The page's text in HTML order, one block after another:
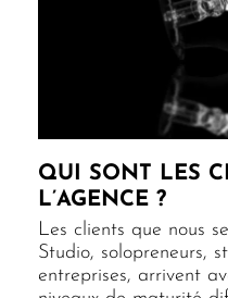
QUI SONT LES
L’AGENCE ?
Les clients que nous
Studio, solopreneurs,
entreprises, arrivent